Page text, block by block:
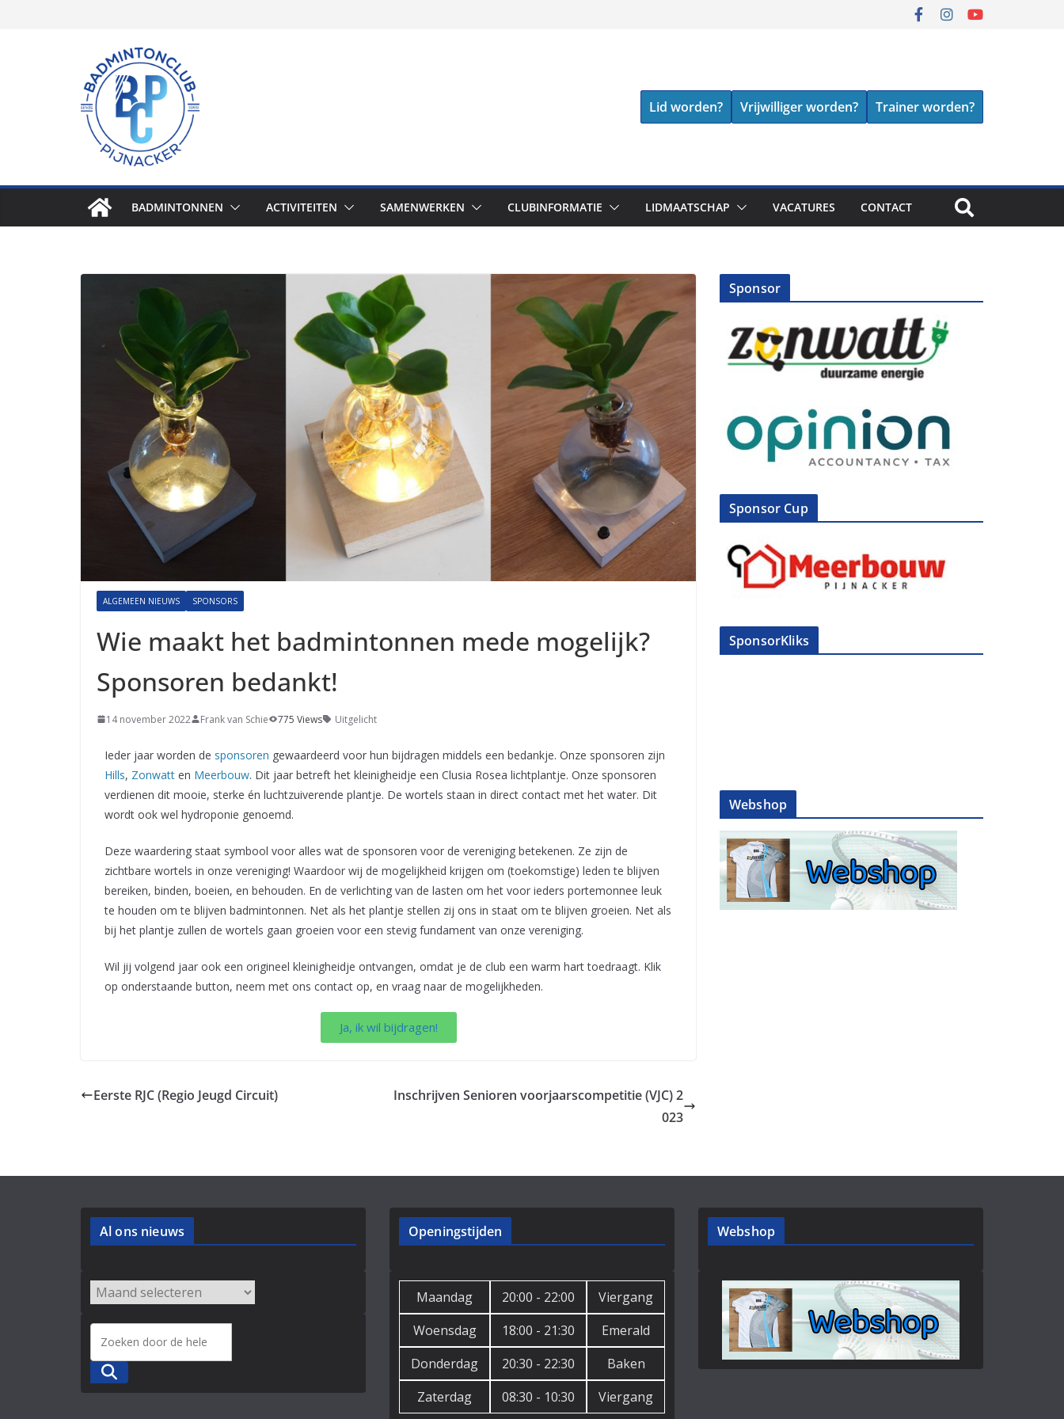
Lid worden? Vrijwilliger worden? Trainer worden?
BADMINTONNEN ACTIVITEITEN SAMENWERKEN CLUBINFORMATIE LIDMAATSCHAP VACATURES CONTACT
ALGEMEEN NIEUWS SPONSORS
Wie maakt het badmintonnen mede mogelijk?
Sponsoren bedankt!
14 november 2022 Frank van Schie 775 Views Uitgelicht
Ieder jaar worden de sponsoren gewaardeerd voor hun bijdragen middels een bedankje. Onze sponsoren zijn
Hills, Zonwatt en Meerbouw. Dit jaar betreft het kleinigheidje een Clusia Rosea lichtplantje. Onze sponsoren
verdienen dit mooie, sterke én luchtzuiverende plantje. De wortels staan in direct contact met het water. Dit
wordt ook wel hydroponie genoemd.
Deze waardering staat symbool voor alles wat de sponsoren voor de vereniging betekenen. Ze zijn de
zichtbare wortels in onze vereniging! Waardoor wij de mogelijkheid krijgen om (toekomstige) leden te blijven
bereiken, binden, boeien, en behouden. En de verlichting van de lasten om het voor ieders portemonnee leuk
te houden om te blijven badmintonnen. Net als het plantje stellen zij ons in staat om te blijven groeien. Net als
bij het plantje zullen de wortels gaan groeien voor een stevig fundament van onze vereniging.
Wil jij volgend jaar ook een origineel kleinigheidje ontvangen, omdat je de club een warm hart toedraagt. Klik
op onderstaande button, neem met ons contact op, en vraag naar de mogelijkheden.
Ja, ik wil bijdragen!
Eerste RJC (Regio Jeugd Circuit)
Inschrijven Senioren voorjaarscompetitie (VJC) 2
023
Sponsor
Sponsor Cup
SponsorKliks
Webshop
Al ons nieuws
Zoeken
Openingstijden
Maandag 20:00 - 22:00
Viergang
Woensdag
18:00 - 21:30
Emerald
Donderdag
20:30 - 22:30
Baken
Zaterdag
08:30 - 10:30 Viergang
Webshop